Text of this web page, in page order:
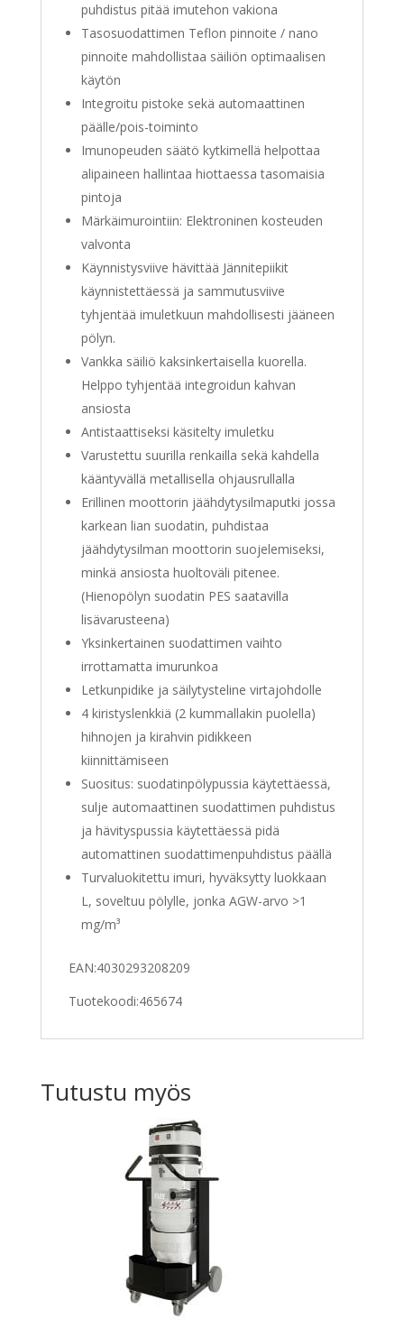
puhdistus pitää imutehon vakiona
Tasosuodattimen Teflon pinnoite / nano
pinnoite mahdollistaa säiliön optimaalisen
käytön
Integroitu pistoke sekä automaattinen
päälle/pois-toiminto
Imunopeuden säätö kytkimellä helpottaa
alipaineen hallintaa hiottaessa tasomaisia
pintoja
Märkäimurointiin: Elektroninen kosteuden
valvonta
Käynnistysviive hävittää Jännitepiikit
käynnistettäessä ja sammutusviive
tyhjentää imuletkuun mahdollisesti jääneen
pölyn.
Vankka säiliö kaksinkertaisella kuorella.
Helppo tyhjentää integroidun kahvan
ansiosta
Antistaattiseksi käsitelty imuletku
Varustettu suurilla renkailla sekä kahdella
kääntyvällä metallisella ohjausrullalla
Erillinen moottorin jäähdytysilmaputki jossa
karkean lian suodatin, puhdistaa
jäähdytysilman moottorin suojelemiseksi,
minkä ansiosta huoltoväli pitenee.
(Hienopölyn suodatin PES saatavilla
lisävarusteena)
Yksinkertainen suodattimen vaihto
irrottamatta imurunkoa
Letkunpidike ja säilytysteline virtajohdolle
4 kiristyslenkkiä (2 kummallakin puolella)
hihnojen ja kirahvin pidikkeen
kiinnittämiseen
Suositus: suodatinpölypussia käytettäessä,
sulje automaattinen suodattimen puhdistus
ja hävityspussia käytettäessä pidä
automattinen suodattimenpuhdistus päällä
Turvaluokitettu imuri, hyväksytty luokkaan
L, soveltuu pölylle, jonka AGW-arvo >1
mg/m³
EAN:4030293208209
Tuotekoodi:465674
Tutustu myös